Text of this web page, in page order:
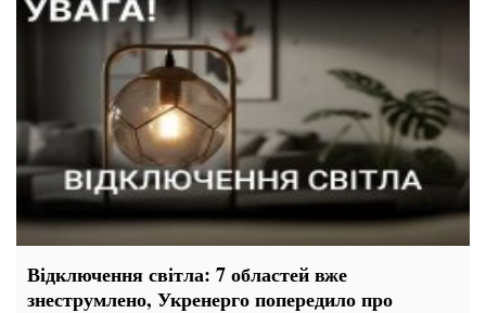
Відключення світла: 7 областей вже
знеструмлено, Укренерго попередило про